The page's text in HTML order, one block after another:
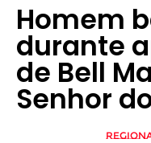
Homem
durante
de Bell
Senhor